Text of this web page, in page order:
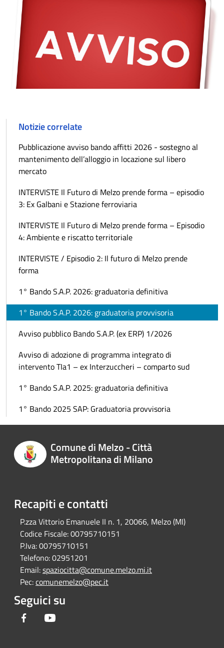
Notizie correlate
Pubblicazione avviso bando affitti 2026 - sostegno al
mantenimento dell’alloggio in locazione sul libero
mercato
INTERVISTE Il Futuro di Melzo prende forma – episodio
3: Ex Galbani e Stazione ferroviaria
INTERVISTE Il Futuro di Melzo prende forma – Episodio
4: Ambiente e riscatto territoriale
INTERVISTE / Episodio 2: Il futuro di Melzo prende
forma
1° Bando S.A.P. 2026: graduatoria definitiva
1° Bando S.A.P. 2026: graduatoria provvisoria
Avviso pubblico Bando S.A.P. (ex ERP) 1/2026
Avviso di adozione di programma integrato di
intervento TIa1 – ex Interzuccheri – comparto sud
1° Bando S.A.P. 2025: graduatoria definitiva
1° Bando 2025 SAP: Graduatoria provvisoria
Comune di Melzo - Città
Metropolitana di Milano
Recapiti e contatti
P.zza Vittorio Emanuele II n. 1, 20066, Melzo (MI)
Codice Fiscale:00795710151
P.Iva:00795710151
Telefono:02951201
Email:spaziocitta@comune.melzo.mi.it
Pec:comunemelzo@pec.it
Seguici su
Facebook